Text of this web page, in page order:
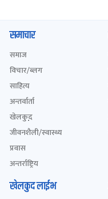
समाचार
समाज
विचार/ब्लग
साहित्य
अन्तर्वार्ता
खेलकुद़़
जीवनशैली/स्वास्थ्य
प्रवास
अन्तर्राष्ट्रिय
खेलकुद लाईभ